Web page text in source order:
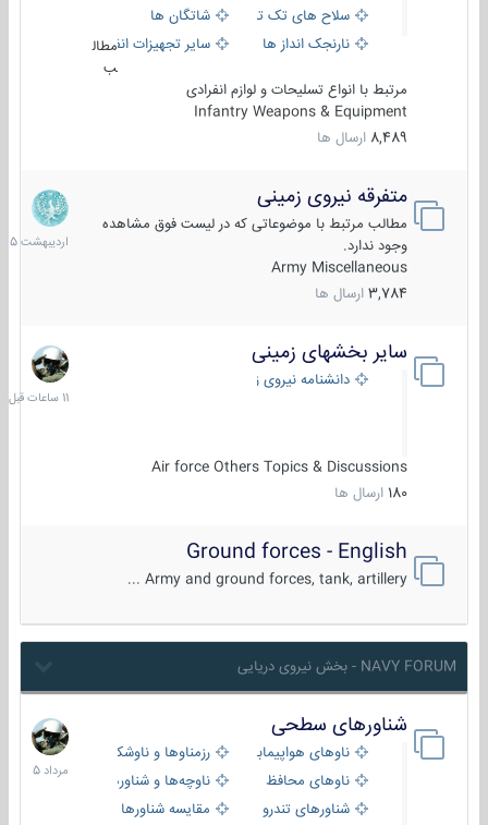
سلاح های تک تیر اندازیشاتگان ها
نارنجک انداز ها
سایر تجهیزات انفرادی
مطال
ب
مرتبط با انواع تسلیحات و لوازم انفرادی
Infantry Weapons & Equipment
8,489 ارسال ها
متفرقه نیروی زمینی
مطالب مرتبط با موضوعاتی که در لیست فوق مشاهده
وجود ندارد.
Army Miscellaneous
3,784 ارسال ها
27
1405
سایر بخشهای زمینی
دانشنامه نیروی زمینی
Air force Others Topics & Discussions
180 ارسال ها
11
ساعات
قبل
Ground forces - English
Army and ground forces, tank, artillery ...
NAVY FORUM - بخش نیروی دریایی
شناورهای سطحی
ناوهای هواپیمابر و بالگرد بررزمناوها و ناوشکن‌ها
ناوهای محافظ
ناوچه‌ها و شناورهای گشتی
شناورهای تندرو
مقایسه شناورها
2
مرداد
1405